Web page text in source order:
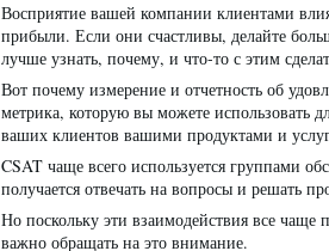
Восприятие вашей компании клиентами
прибыли. Если они счастливы, делайте
лучше узнать, почему, и что-то с этим
Вот почему измерение и отчетность об
метрика, которую вы можете использовать
ваших клиентов вашими продуктами и
CSAT чаще всего используется группами
получается отвечать на вопросы и решать
Но поскольку эти взаимодействия все чаще
важно обращать на это внимание.